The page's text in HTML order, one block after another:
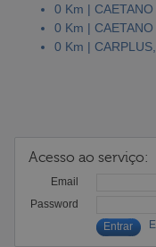
0 Km | CAETANO
0 Km | CAETANO
0 Km | CARPLUS,
Acesso ao serviço:
Email
Password